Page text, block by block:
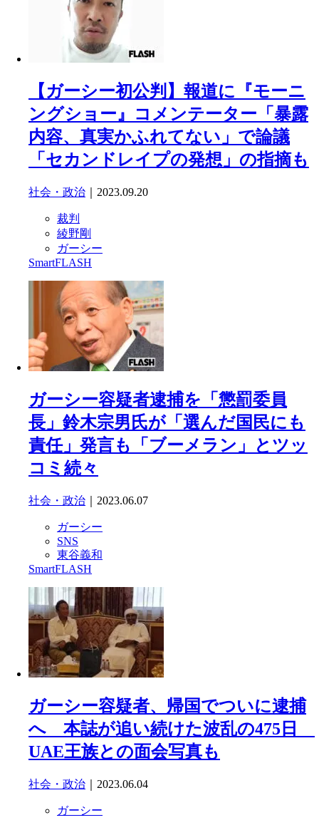
【ガーシー初公判】報道に『モーニ
ングショー』コメンテーター「暴露
内容、真実かふれてない」で論議
「セカンドレイプの発想」の指摘も
社会・政治 ｜2023.09.20
裁判
綾野剛
ガーシー
SmartFLASH
ガーシー容疑者逮捕を「懲罰委員
長」鈴木宗男氏が「選んだ国民にも
責任」発言も「ブーメラン」とツッ
コミ続々
社会・政治 ｜2023.06.07
ガーシー
SNS
東谷義和
SmartFLASH
ガーシー容疑者、帰国でついに逮捕
へ 本誌が追い続けた波乱の475日
UAE王族との面会写真も
社会・政治 ｜2023.06.04
ガーシー